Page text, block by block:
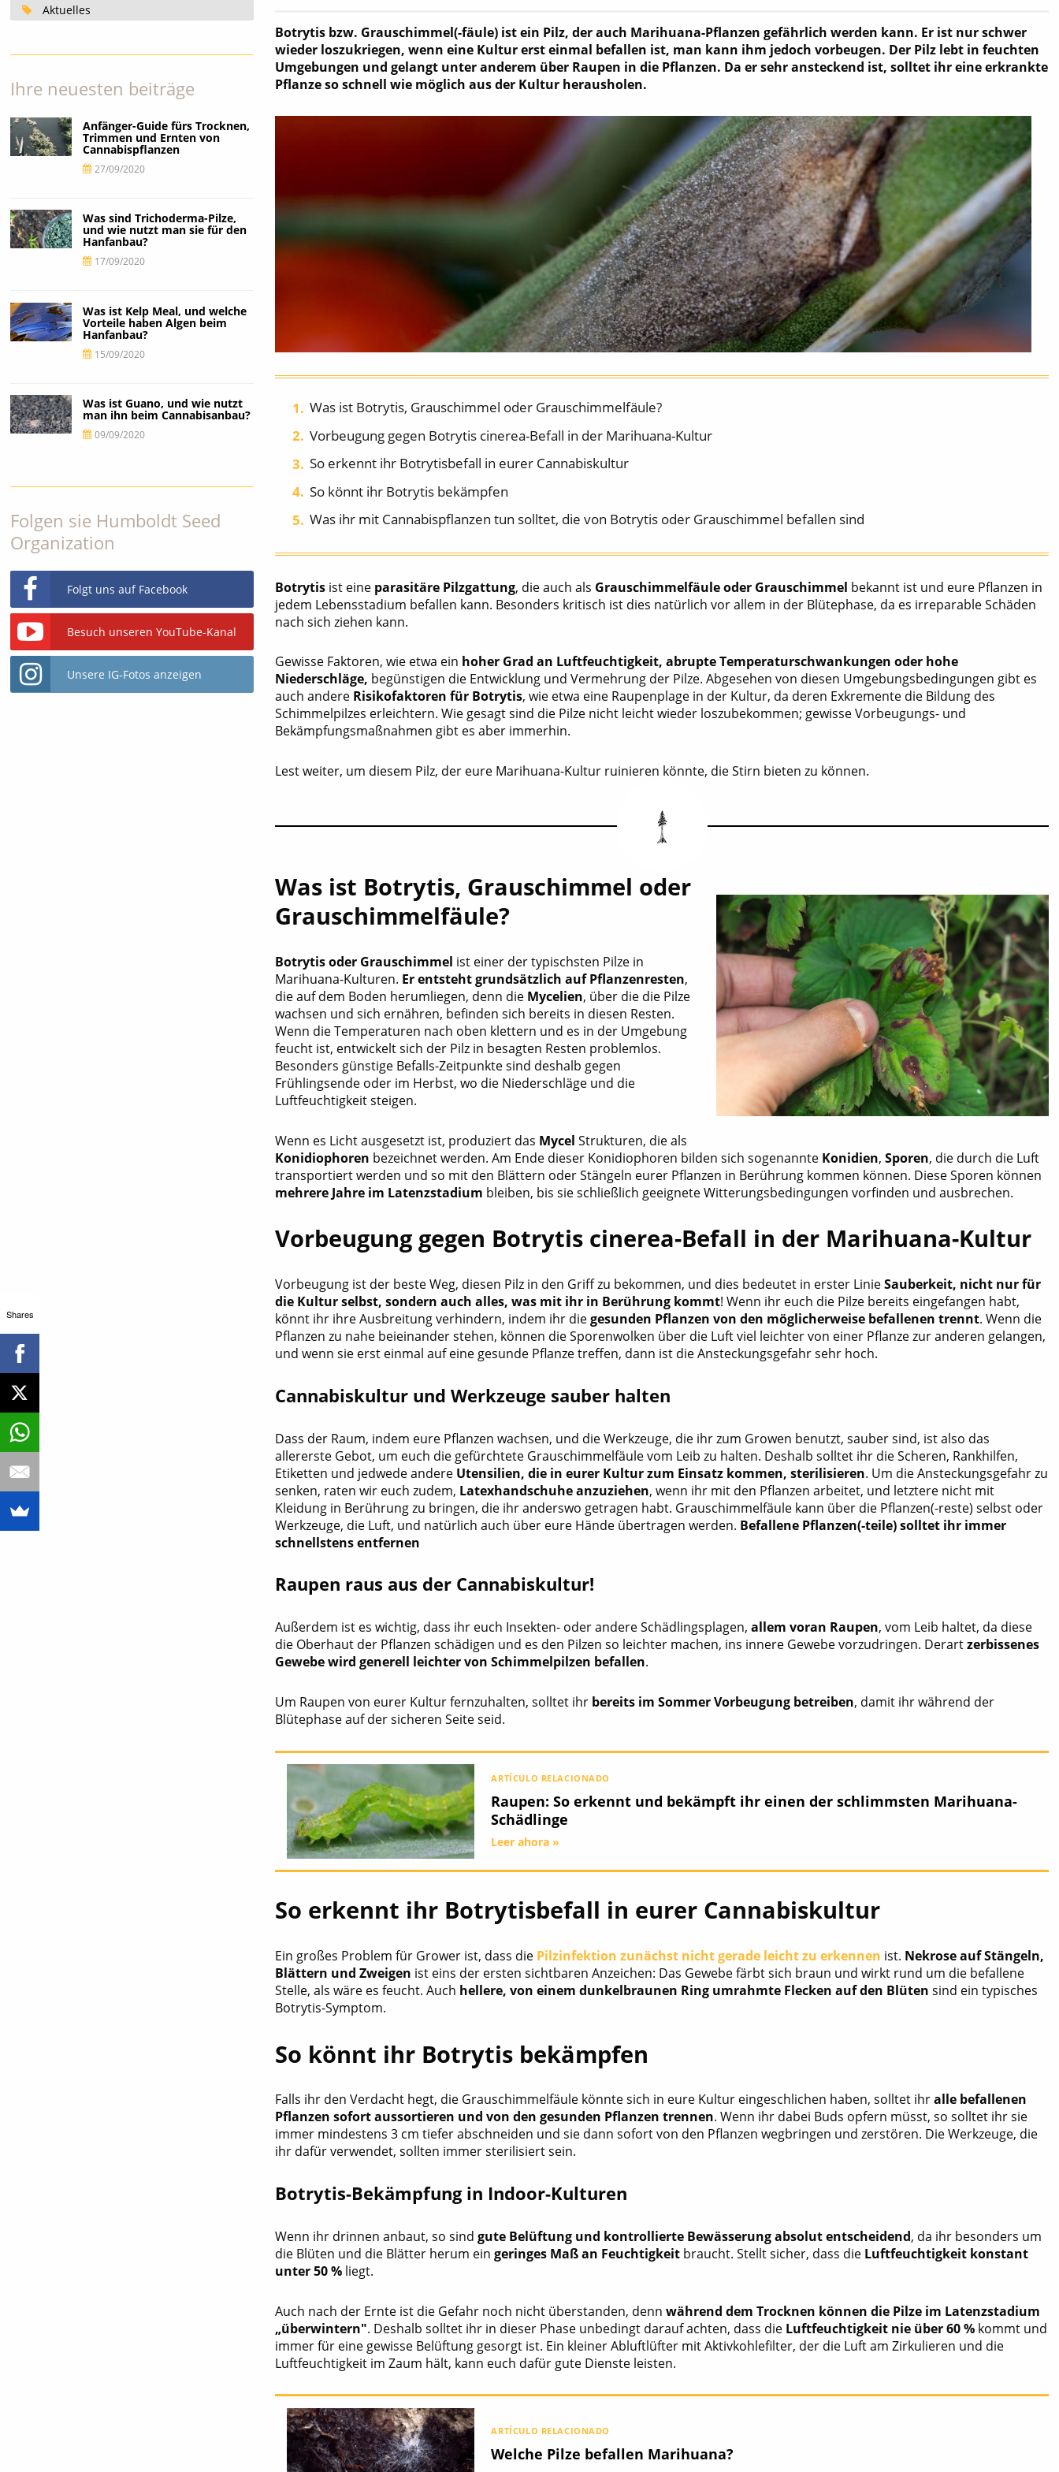
Botrytis bzw. Grauschimmel(-fäule) ist ein Pilz, der auch Marihuana-Pflanzen gefährlich werden kann. Er ist nur schwer
wieder loszukriegen, wenn eine Kultur erst einmal befallen ist, man kann ihm jedoch vorbeugen. Der Pilz lebt in feuchten
Umgebungen und gelangt unter anderem über Raupen in die Pflanzen. Da er sehr ansteckend ist, solltet ihr eine erkrankte
Pflanze so schnell wie möglich aus der Kultur herausholen.
Was ist Botrytis, Grauschimmel oder Grauschimmelfäule?
Vorbeugung gegen Botrytis cinerea-Befall in der Marihuana-Kultur
So erkennt ihr Botrytisbefall in eurer Cannabiskultur
So könnt ihr Botrytis bekämpfen
Was ihr mit Cannabispflanzen tun solltet, die von Botrytis oder Grauschimmel befallen sind
Botrytis ist eine parasitäre Pilzgattung, die auch als Grauschimmelfäule oder Grauschimmel bekannt ist und eure Pflanzen in
jedem Lebensstadium befallen kann. Besonders kritisch ist dies natürlich vor allem in der Blütephase, da es irreparable Schäden
nach sich ziehen kann.
Gewisse Faktoren, wie etwa ein hoher Grad an Luftfeuchtigkeit, abrupte Temperaturschwankungen oder hohe
Niederschläge, begünstigen die Entwicklung und Vermehrung der Pilze. Abgesehen von diesen Umgebungsbedingungen gibt es
auch andere Risikofaktoren für Botrytis, wie etwa eine Raupenplage in der Kultur, da deren Exkremente die Bildung des
Schimmelpilzes erleichtern. Wie gesagt sind die Pilze nicht leicht wieder loszubekommen; gewisse Vorbeugungs- und
Bekämpfungsmaßnahmen gibt es aber immerhin.
Lest weiter, um diesem Pilz, der eure Marihuana-Kultur ruinieren könnte, die Stirn bieten zu können.
Was ist Botrytis, Grauschimmel oder
Grauschimmelfäule?
Botrytis oder Grauschimmel ist einer der typischsten Pilze in
Marihuana-Kulturen. Er entsteht grundsätzlich auf Pflanzenresten,
die auf dem Boden herumliegen, denn die Mycelien, über die die Pilze
wachsen und sich ernähren, befinden sich bereits in diesen Resten.
Wenn die Temperaturen nach oben klettern und es in der Umgebung
feucht ist, entwickelt sich der Pilz in besagten Resten problemlos.
Besonders günstige Befalls-Zeitpunkte sind deshalb gegen
Frühlingsende oder im Herbst, wo die Niederschläge und die
Luftfeuchtigkeit steigen.
Wenn es Licht ausgesetzt ist, produziert das Mycel Strukturen, die als
Konidiophoren bezeichnet werden. Am Ende dieser Konidiophoren bilden sich sogenannte Konidien,Sporen, die durch die Luft
transportiert werden und so mit den Blättern oder Stängeln eurer Pflanzen in Berührung kommen können. Diese Sporen können
mehrere Jahre im Latenzstadium bleiben, bis sie schließlich geeignete Witterungsbedingungen vorfinden und ausbrechen.
Vorbeugung gegen Botrytis cinerea-Befall in der Marihuana-Kultur
Vorbeugung ist der beste Weg, diesen Pilz in den Griff zu bekommen, und dies bedeutet in erster LinieSauberkeit, nicht nur für
die Kultur selbst, sondern auch alles, was mit ihr in Berührung kommt! Wenn ihr euch die Pilze bereits eingefangen habt,
könnt ihr ihre Ausbreitung verhindern, indem ihr diegesunden Pflanzen von den möglicherweise befallenen trennt. Wenn die
Pflanzen zu nahe beieinander stehen, können die Sporenwolken über die Luft viel leichter von einer Pflanze zur anderen gelangen,
und wenn sie erst einmal auf eine gesunde Pflanze treffen, dann ist die Ansteckungsgefahr sehr hoch.
Cannabiskultur und Werkzeuge sauber halten
Dass der Raum, indem eure Pflanzen wachsen, und die Werkzeuge, die ihr zum Growen benutzt, sauber sind, ist also das
allererste Gebot, um euch die gefürchtete Grauschimmelfäule vom Leib zu halten. Deshalb solltet ihr die Scheren, Rankhilfen,
Etiketten und jedwede andere Utensilien, die in eurer Kultur zum Einsatz kommen, sterilisieren. Um die Ansteckungsgefahr zu
senken, raten wir euch zudem, Latexhandschuhe anzuziehen, wenn ihr mit den Pflanzen arbeitet, und letztere nicht mit
Kleidung in Berührung zu bringen, die ihr anderswo getragen habt. Grauschimmelfäule kann über die Pflanzen(-reste) selbst oder
Werkzeuge, die Luft, und natürlich auch über eure Hände übertragen werden. Befallene Pflanzen(-teile) solltet ihr immer
schnellstens entfernen
Raupen raus aus der Cannabiskultur!
Außerdem ist es wichtig, dass ihr euch Insekten- oder andere Schädlingsplagen,allem voran Raupen, vom Leib haltet, da diese
die Oberhaut der Pflanzen schädigen und es den Pilzen so leichter machen, ins innere Gewebe vorzudringen. Derartzerbissenes
Gewebe wird generell leichter von Schimmelpilzen befallen.
Um Raupen von eurer Kultur fernzuhalten, solltet ihr bereits im Sommer Vorbeugung betreiben, damit ihr während der
Blütephase auf der sicheren Seite seid.
ARTÍCULO RELACIONADO
Raupen: So erkennt und bekämpft ihr einen der schlimmsten Marihuana-
Schädlinge
Leer ahora »
So erkennt ihr Botrytisbefall in eurer Cannabiskultur
Ein großes Problem für Grower ist, dass die Pilzinfektion zunächst nicht gerade leicht zu erkennen ist. Nekrose auf Stängeln,
Blättern und Zweigen ist eins der ersten sichtbaren Anzeichen: Das Gewebe färbt sich braun und wirkt rund um die befallene
Stelle, als wäre es feucht. Auch hellere, von einem dunkelbraunen Ring umrahmte Flecken auf den Blüten sind ein typisches
Botrytis-Symptom.
So könnt ihr Botrytis bekämpfen
Falls ihr den Verdacht hegt, die Grauschimmelfäule könnte sich in eure Kultur eingeschlichen haben, solltet ihralle befallenen
Pflanzen sofort aussortieren und von den gesunden Pflanzen trennen. Wenn ihr dabei Buds opfern müsst, so solltet ihr sie
immer mindestens 3 cm tiefer abschneiden und sie dann sofort von den Pflanzen wegbringen und zerstören. Die Werkzeuge, die
ihr dafür verwendet, sollten immer sterilisiert sein.
Botrytis-Bekämpfung in Indoor-Kulturen
Wenn ihr drinnen anbaut, so sindgute Belüftung und kontrollierte Bewässerung absolut entscheidend, da ihr besonders um
die Blüten und die Blätter herum eingeringes Maß an Feuchtigkeit braucht. Stellt sicher, dass die Luftfeuchtigkeit konstant
unter 50 % liegt.
Auch nach der Ernte ist die Gefahr noch nicht überstanden, dennwährend dem Trocknen können die Pilze im Latenzstadium
„überwintern". Deshalb solltet ihr in dieser Phase unbedingt darauf achten, dass die Luftfeuchtigkeit nie über 60 % kommt und
immer für eine gewisse Belüftung gesorgt ist. Ein kleiner Abluftlüfter mit Aktivkohlefilter, der die Luft am Zirkulieren und die
Luftfeuchtigkeit im Zaum hält, kann euch dafür gute Dienste leisten.
ARTÍCULO RELACIONADO
Welche Pilze befallen Marihuana?
Aktuelles
Ihre neuesten beiträge
Anfänger-Guide fürs Trocknen,
Trimmen und Ernten von
Cannabispflanzen
27/09/2020
Was sind Trichoderma-Pilze,
und wie nutzt man sie für den
Hanfanbau?
17/09/2020
Was ist Kelp Meal, und welche
Vorteile haben Algen beim
Hanfanbau?
15/09/2020
Was ist Guano, und wie nutzt
man ihn beim Cannabisanbau?
09/09/2020
Folgen sie Humboldt Seed
Organization
Folgt uns auf Facebook
Besuch unseren YouTube-Kanal
Unsere IG-Fotos anzeigen
Shares